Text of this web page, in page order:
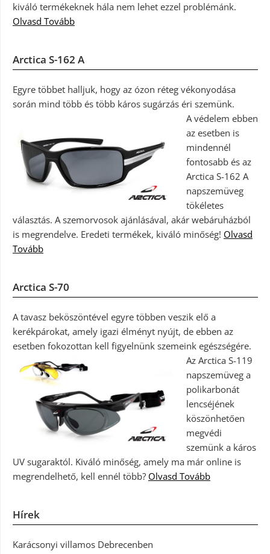
kiváló termékeknek hála nem lehet ezzel problémánk.
Olvasd Tovább
Arctica S-162 A
Egyre többet halljuk, hogy az ózon réteg vékonyodása
során mind több és több káros sugárzás éri szemünk.
A védelem ebben
az esetben is
mindennél
fontosabb és az
Arctica S-162 A
napszemüveg
tökéletes
választás. A szemorvosok ajánlásával, akár webáruházból
is megrendelve. Eredeti termékek, kiváló minőség! Olvasd
Tovább
Arctica S-70
A tavasz beköszöntével egyre többen veszik elő a
kerékpárokat, amely igazi élményt nyújt, de ebben az
esetben fokozottan kell figyelnünk szemeink egészségére.
Az Arctica S-119
napszemüveg a
polikarbonát
lencséjének
köszönhetően
megvédi
szemünk a káros
UV sugaraktól. Kiváló minőség, amely ma már online is
megrendelhető, kell ennél több? Olvasd Tovább
Hírek
Karácsonyi villamos Debrecenben